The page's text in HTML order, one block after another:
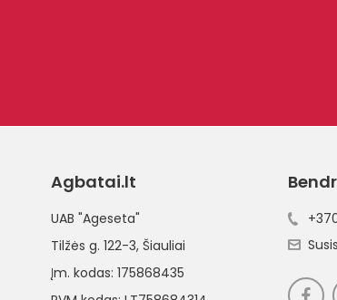
Agbatai.lt
UAB "Ageseta"
Tilžės g. 122-3, Šiauliai
Įm. kodas: 175868435